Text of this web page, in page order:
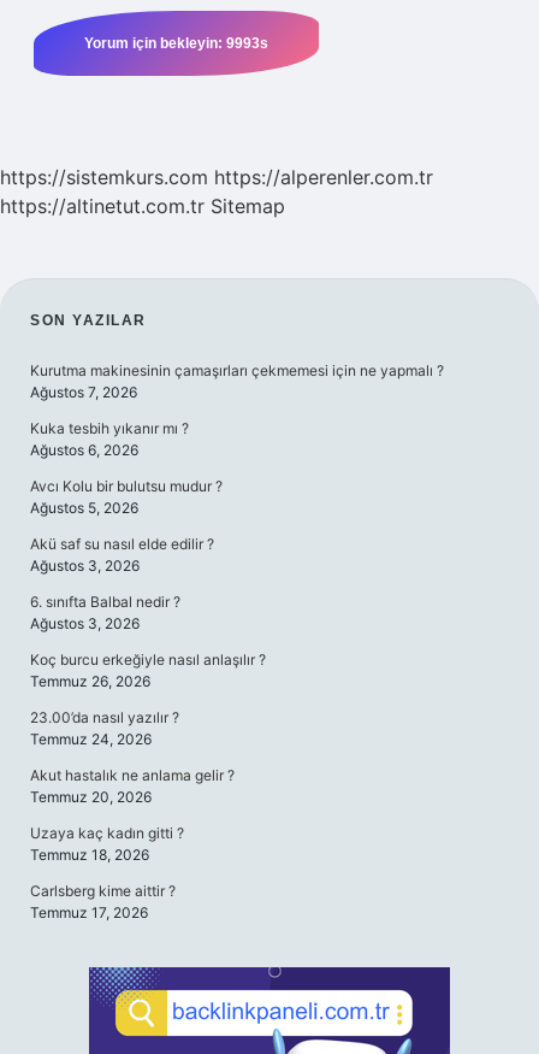
https://sistemkurs.com https://alperenler.com.tr
https://altinetut.com.tr Sitemap
SIDEBAR
SON YAZILAR
Kurutma makinesinin çamaşırları çekmemesi için ne yapmalı ?
Ağustos 7, 2026
Kuka tesbih yıkanır mı ?
Ağustos 6, 2026
Avcı Kolu bir bulutsu mudur ?
Ağustos 5, 2026
Akü saf su nasıl elde edilir ?
Ağustos 3, 2026
6. sınıfta Balbal nedir ?
Ağustos 3, 2026
Koç burcu erkeğiyle nasıl anlaşılır ?
Temmuz 26, 2026
23.00’da nasıl yazılır ?
Temmuz 24, 2026
Akut hastalık ne anlama gelir ?
Temmuz 20, 2026
Uzaya kaç kadın gitti ?
Temmuz 18, 2026
Carlsberg kime aittir ?
Temmuz 17, 2026